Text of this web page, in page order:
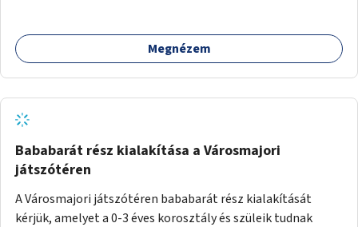
Megnézem
Bababarát rész kialakítása a Városmajori
játszótéren
A Városmajori játszótéren bababarát rész kialakítását
kérjük, amelyet a 0-3 éves korosztály és szüleik tudnak